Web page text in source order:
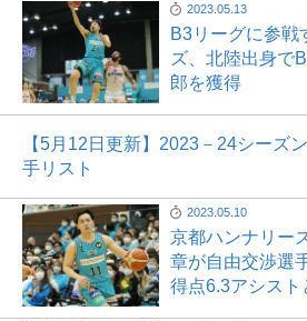
2023.05.13
B3リーグに参戦
ズ、北陸出身で
郎を獲得
【5月12日更新】2023－24シーズ
手リスト
2023.05.10
京都ハンナリー
章が自由交渉選
得点6.3アシスト